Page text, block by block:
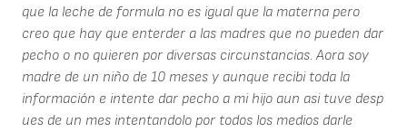
que la leche de formula no es igual que la materna pero
creo que hay que enterder a las madres que no pueden dar
pecho o no quieren por diversas circunstancias. Aora soy
madre de un niño de 10 meses y aunque recibi toda la
información e intente dar pecho a mi hijo aun asi tuve desp
ues de un mes intentandolo por todos los medios darle